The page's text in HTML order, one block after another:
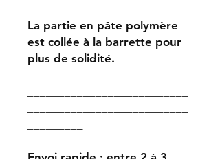
La partie en pâte polymère
est collée à la barrette pour
plus de solidité.